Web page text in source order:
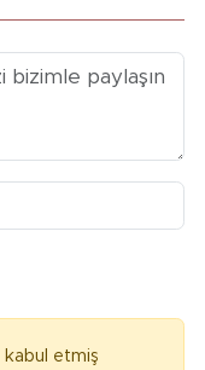
kabul etmiş